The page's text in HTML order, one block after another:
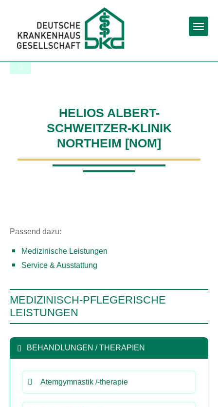
HELIOS ALBERT-
SCHWEITZER-KLINIK
NORTHEIM [NOM]
Passend dazu:
Medizinische Leistungen
Service & Ausstattung
MEDIZINISCH-PFLEGERISCHE
LEISTUNGEN
BEHANDLUNGEN / THERAPIEN
Atemgymnastik /-therapie